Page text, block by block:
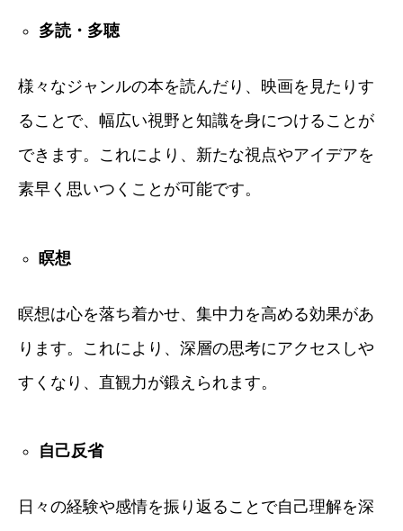
多読・多聴
様々なジャンルの本を読んだり、映画を見たりす
ることで、幅広い視野と知識を身につけることが
できます。これにより、新たな視点やアイデアを
素早く思いつくことが可能です。
瞑想
瞑想は心を落ち着かせ、集中力を高める効果があ
ります。これにより、深層の思考にアクセスしや
すくなり、直観力が鍛えられます。
自己反省
日々の経験や感情を振り返ることで自己理解を深